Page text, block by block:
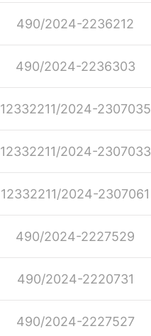
490/2024-2236212
490/2024-2236303
12332211/2024-2307035
12332211/2024-2307033
12332211/2024-2307061
490/2024-2227529
490/2024-2220731
490/2024-2227527